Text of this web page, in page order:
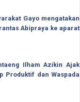
Gayo mengatakan
Abipraya ke aparat
Ilham Azikin Ajak
Produktif dan Waspada